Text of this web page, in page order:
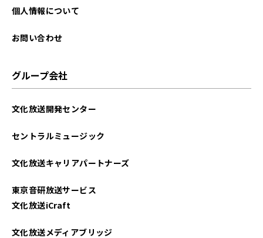
個人情報について
お問い合わせ
グループ会社
文化放送開発センター
セントラルミュージック
文化放送キャリアパートナーズ
東京音研放送サービス
文化放送iCraft
文化放送メディアブリッジ